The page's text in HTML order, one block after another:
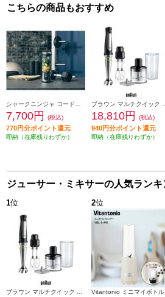
こちらの商品もおすすめ
7,700円 (税込)
770円分ポイント還元
即納（在庫残りわずか）
18,810円 (税込)
940円分ポイント還元
即納（在庫残りわずか）
ジューサー・ミキサーの人気ランキ
1位 2位